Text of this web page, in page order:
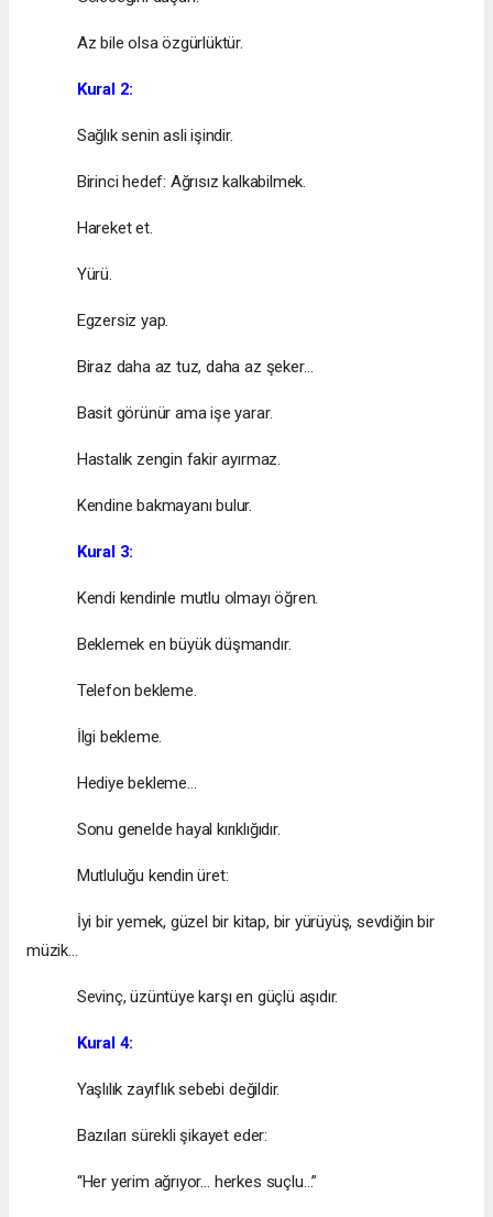
Az bile olsa özgürlüktür.
Kural 2:
Sağlık senin asli işindir.
Birinci hedef: Ağrısız kalkabilmek.
Hareket et.
Yürü.
Egzersiz yap.
Biraz daha az tuz, daha az şeker…
Basit görünür ama işe yarar.
Hastalık zengin fakir ayırmaz.
Kendine bakmayanı bulur.
Kural 3:
Kendi kendinle mutlu olmayı öğren.
Beklemek en büyük düşmandır.
Telefon bekleme.
İlgi bekleme.
Hediye bekleme…
Sonu genelde hayal kırıklığıdır.
Mutluluğu kendin üret:
İyi bir yemek, güzel bir kitap, bir yürüyüş, sevdiğin bir
müzik…
Sevinç, üzüntüye karşı en güçlü aşıdır.
Kural 4:
Yaşlılık zayıflık sebebi değildir.
Bazıları sürekli şikayet eder:
“Her yerim ağrıyor… herkes suçlu…”